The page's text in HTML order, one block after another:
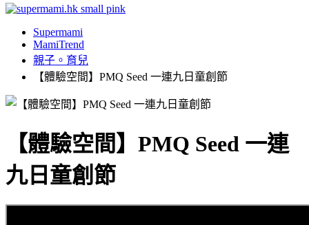
Supermami
MamiTrend
親子。育兒
【體驗空間】PMQ Seed 一連九日童創節
【體驗空間】PMQ Seed 一連
九日童創節